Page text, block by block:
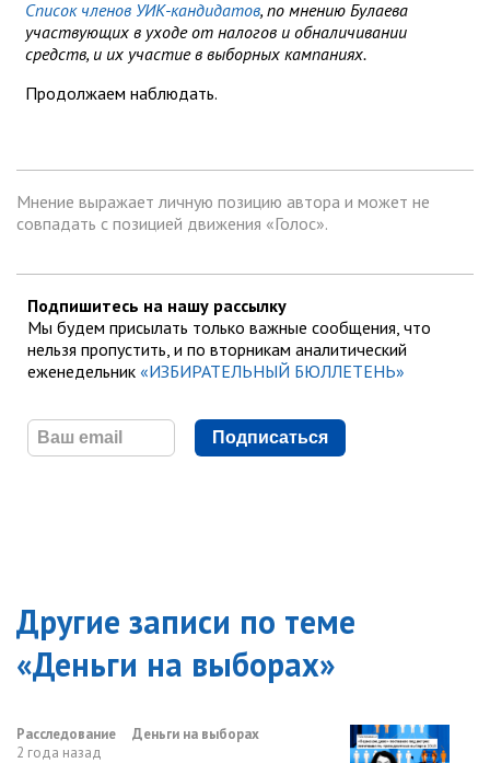
Список членов УИК-кандидатов, по мнению Булаева
участвующих в уходе от налогов и обналичивании
средств, и их участие в выборных кампаниях.
Продолжаем наблюдать.
Мнение выражает личную позицию автора и может не
совпадать с позицией движения «Голос».
Подпишитесь на нашу рассылку
Мы будем присылать только важные сообщения, что
нельзя пропустить, и по вторникам аналитический
еженедельник «ИЗБИРАТЕЛЬНЫЙ БЮЛЛЕТЕНЬ»
Подписаться
Другие записи по теме
«Деньги на выборах»
Расследование
Деньги на выборах
2 года назад